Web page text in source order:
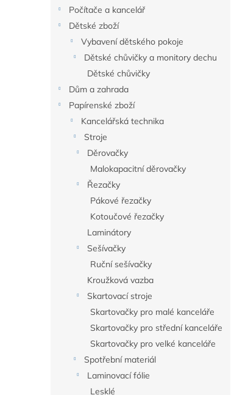
Počítače a kancelář
Dětské zboží
Vybavení dětského pokoje
Dětské chůvičky a monitory dechu
Dětské chůvičky
Dům a zahrada
Papírenské zboží
Kancelářská technika
Stroje
Děrovačky
Malokapacitní děrovačky
Řezačky
Pákové řezačky
Kotoučové řezačky
Laminátory
Sešívačky
Ruční sešívačky
Kroužková vazba
Skartovací stroje
Skartovačky pro malé kanceláře
Skartovačky pro střední kanceláře
Skartovačky pro velké kanceláře
Spotřební materiál
Laminovací fólie
Lesklé